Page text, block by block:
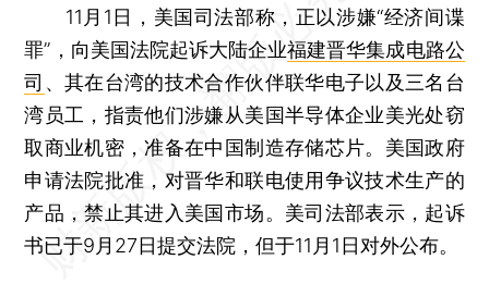
11月1日，美国司法部称，正以涉嫌“经济间谍
罪”，向美国法院起诉大陆企业福建晋华集成电路公
司 、其在台湾的技术合作伙伴联华电子以及三名台
湾员工，指责他们涉嫌从美国半导体企业美光处窃
取商业机密，准备在中国制造存储芯片。美国政府
申请法院批准，对晋华和联电使用争议技术生产的
产品，禁止其进入美国市场。美司法部表示，起诉
书已于9月27日提交法院，但于11月1日对外公布。